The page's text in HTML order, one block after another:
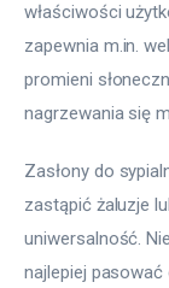
właściwości
zapewnia m.in.
promieni
nagrzewania się
Zasłony do
zastąpić żaluzje
uniwersalność.
najlepiej